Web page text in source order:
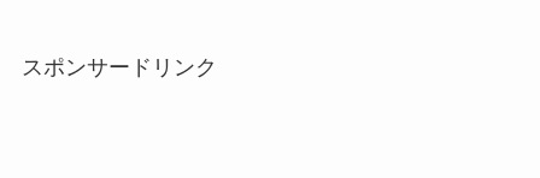
スポンサードリンク